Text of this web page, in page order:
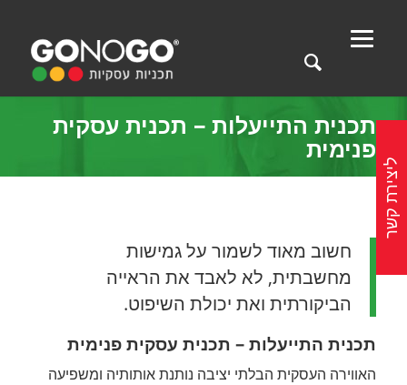
תכנית התייעלות – תכנית עסקית
פנימית
חשוב מאוד לשמור על גמישות
מחשבתית, לא לאבד את הראייה
הביקורתית ואת יכולת השיפוט.
תכנית התייעלות – תכנית עסקית פנימית
האווירה העסקית הבלתי יציבה נותנת אותותיה ומשפיעה
ליצירת קשר